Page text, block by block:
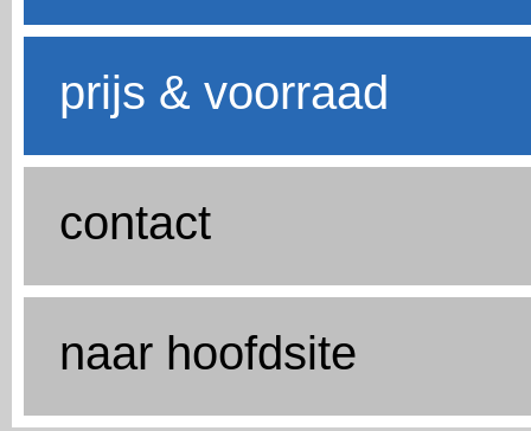
prijs & voorraad
contact
naar hoofdsite